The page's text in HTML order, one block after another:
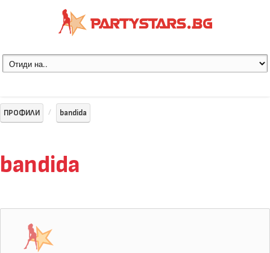
ПРОФИЛИ bandida
bandida